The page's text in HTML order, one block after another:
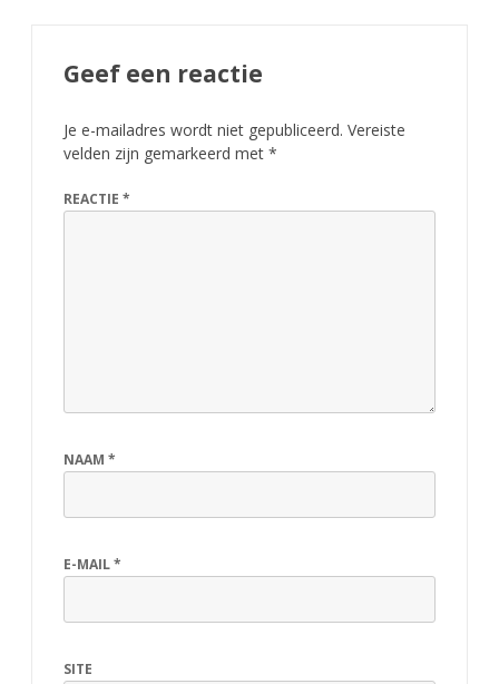
Geef een reactie
Je e-mailadres wordt niet gepubliceerd. Vereiste
velden zijn gemarkeerd met *
REACTIE *
NAAM *
E-MAIL*
SITE